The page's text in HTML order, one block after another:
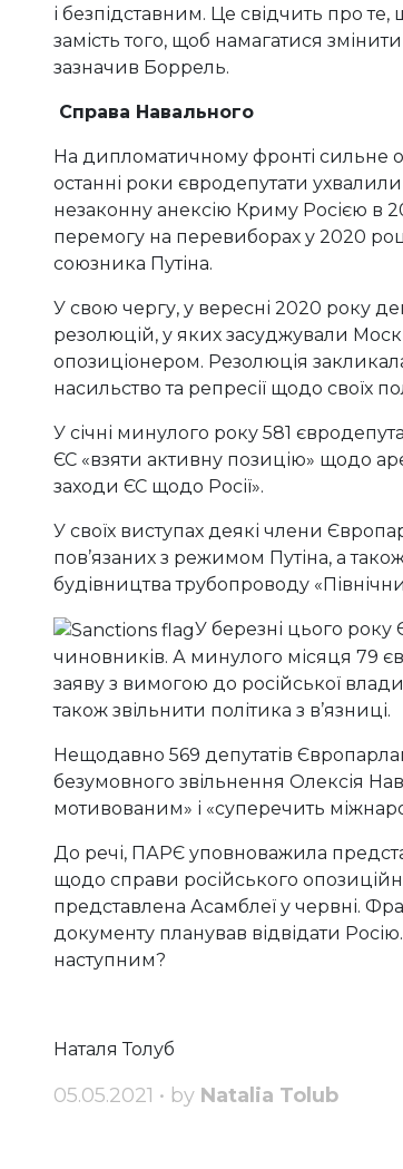
і безпідставним. Це свідчить про
замість того, щоб намагатися
зазначив Боррель.
Справа Навального
На дипломатичному фронті сильне
останні роки євродепутати
незаконну анексію Криму Росією в
перемогу на перевиборах у 2020
союзника Путіна.
У свою чергу, у вересні 2020 року
резолюцій, у яких засуджували
опозиціонером. Резолюція
насильство та репресії щодо своїх
У січні минулого року 581
ЄС «взяти активну позицію» щодо
заходи ЄС щодо Росії».
У своїх виступах деякі члени
пов’язаних з режимом Путіна, а
будівництва трубопроводу
У березні цього року
чиновників. А минулого місяця 79
заяву з вимогою до російської
також звільнити політика з в’язниці.
Нещодавно 569 депутатів
безумовного звільнення Олексія
мотивованим» і «суперечить
До речі, ПАРЄ уповноважила
щодо справи російського
представлена Асамблеї у червні.
документу планував відвідати
наступним?
Наталя Толуб
05.05.2021 • by Natalia Tolub